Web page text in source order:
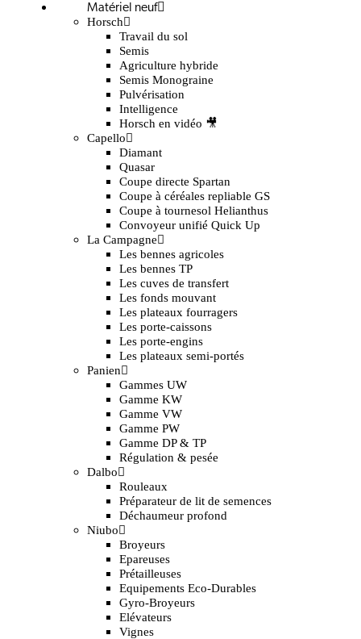
Matériel neuf
Horsch
Travail du sol
Semis
Agriculture hybride
Semis Monograine
Pulvérisation
Intelligence
Horsch en vidéo 🎥
Capello
Diamant
Quasar
Coupe directe Spartan
Coupe à céréales repliable GS
Coupe à tournesol Helianthus
Convoyeur unifié Quick Up
La Campagne
Les bennes agricoles
Les bennes TP
Les cuves de transfert
Les fonds mouvant
Les plateaux fourragers
Les porte-caissons
Les porte-engins
Les plateaux semi-portés
Panien
Gammes UW
Gamme KW
Gamme VW
Gamme PW
Gamme DP & TP
Régulation & pesée
Dalbo
Rouleaux
Préparateur de lit de semences
Déchaumeur profond
Niubo
Broyeurs
Epareuses
Prétailleuses
Equipements Eco-Durables
Gyro-Broyeurs
Elévateurs
Vignes